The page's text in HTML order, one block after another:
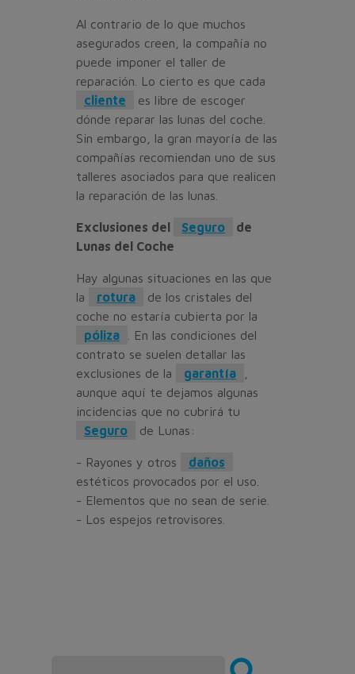
Al contrario de lo que muchos
asegurados creen, la compañía no
puede imponer el taller de
reparación. Lo cierto es que cada
cliente
es libre de escoger
dónde reparar las lunas del coche.
Sin embargo, la gran mayoría de las
compañías recomiendan uno de sus
talleres asociados para que realicen
la reparación de las lunas.
Exclusiones del Seguro
de
Lunas del Coche
Hay algunas situaciones en las que
la
rotura
de los cristales del
coche no estaría cubierta por la
póliza
. En las condiciones del
contrato se suelen detallar las
exclusiones de la
garantía
aunque aquí te dejamos algunas
incidencias que no cubrirá tu
Seguro
de Lunas:
- Rayones y otros
daños
estéticos provocados por el uso.
- Elementos que no sean de serie.
- Los espejos retrovisores.